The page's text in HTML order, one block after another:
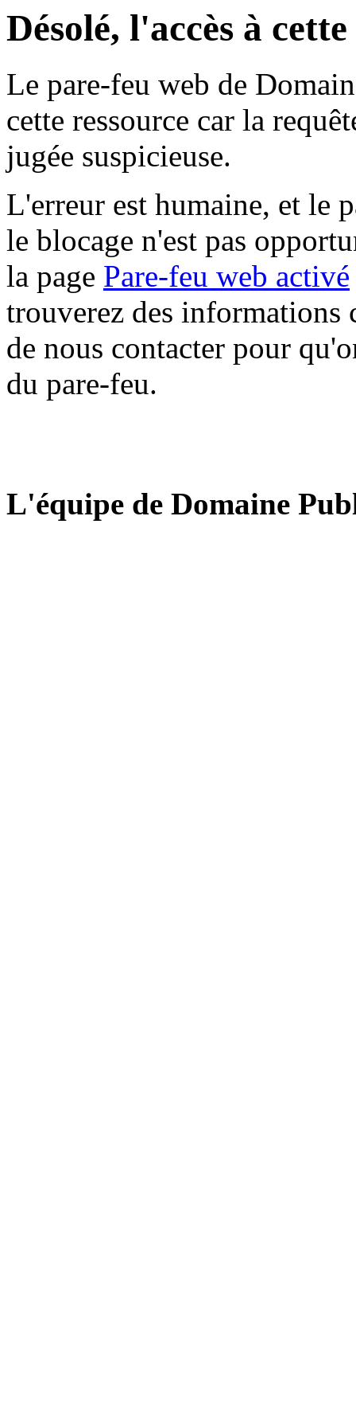
Désolé, l'accès à
Le pare-feu web de
cette ressource car la
jugée suspicieuse.
L'erreur est humaine, et le
le blocage n'est pas
la page Pare-feu web activé
trouverez des informations
de nous contacter pour
du pare-feu.
L'équipe de Domaine